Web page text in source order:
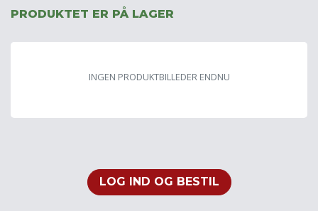
PRODUKTET ER PÅ LAGER
INGEN PRODUKTBILLEDER ENDNU
LOG IND OG BESTIL